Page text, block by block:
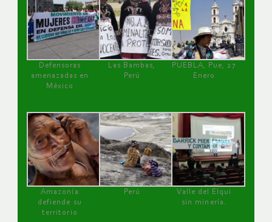
Defensoras
amenazadas en
México
Las Bambas,
Perú
PUEBLA, Pue, 27
Enero
Amazonía
defiende su
territorio
Perú
Valle del Elqui
sin minería.